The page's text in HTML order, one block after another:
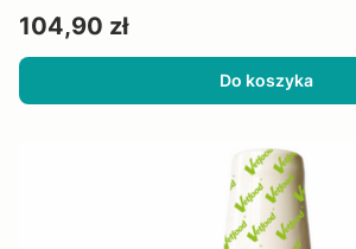
Cena
104,90 zł
Do koszyka